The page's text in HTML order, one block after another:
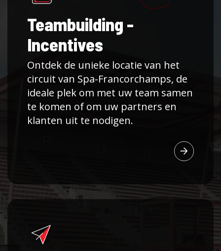
Teambuilding -
Incentives
Ontdek de unieke locatie van het
circuit van Spa-Francorchamps, de
ideale plek om met uw team samen
te komen of om uw partners en
klanten uit te nodigen.